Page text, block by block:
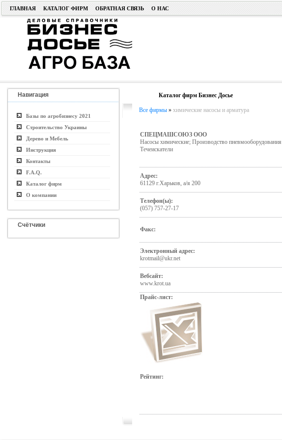
ГЛАВНАЯ КАТАЛОГ ФИРМ ОБРАТНАЯ СВЯЗЬ О НАС
Навигация
Базы по агробизнесу 2021
Строительство Украины
Дерево и Мебель
Инструкция
Контакты
F.A.Q.
Каталог фирм
О компании
Счётчики
Каталог фирм Бизнес Досье
Все фирмы» химические насосы и арматура
СПЕЦМАШСОЮЗ ООО
Насосы химические; Производство
Течеискатели
Адрес:
61129 г.Харьков, а/я 200
Телефон(ы):
(057) 757-27-17
Факс:
Электронный адрес:
krotmail@ukr.net
Вебсайт:
www.krot.ua
Прайс-лист:
Рейтинг: